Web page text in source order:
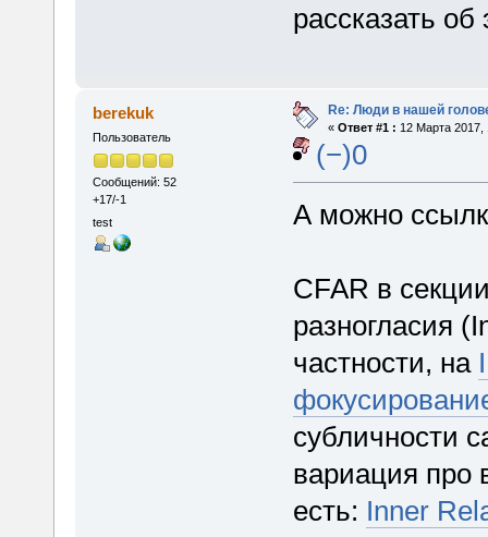
рассказать
berekuk
Пользователь
Сообщений: 52
+17/-1
test
Re: Люди в нашей
« Ответ #1 : 12 Марта 2017,
(−)0
А можно
CFAR в
разногласия
частности, на
субличности
вариация про
есть: Inner